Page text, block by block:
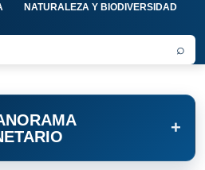
NATURALEZA Y BIODIVERSIDAD
⌕
+